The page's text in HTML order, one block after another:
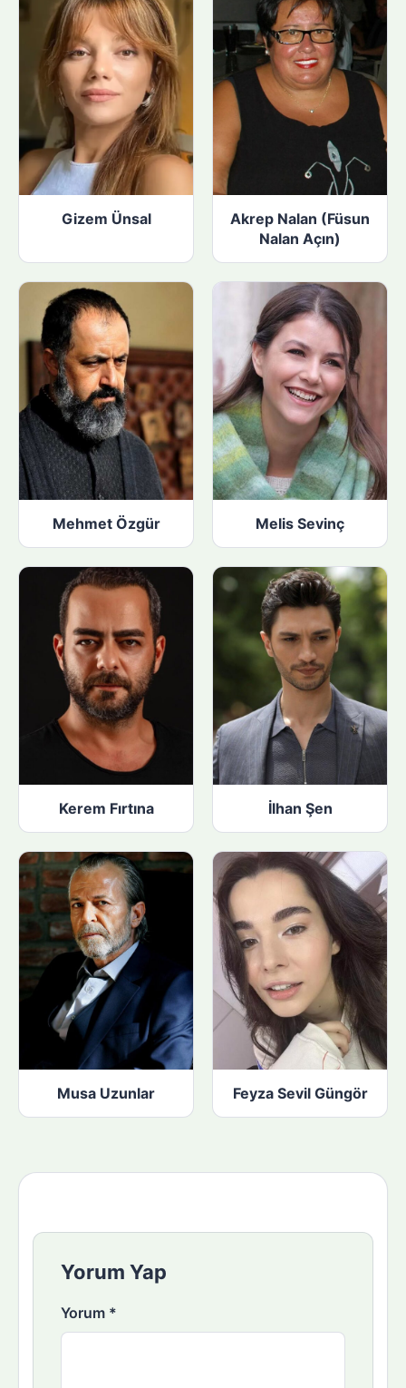
Gizem Ünsal
Akrep Nalan (Füsun
Nalan Açın)
Mehmet Özgür Melis Sevinç
Kerem Fırtına İlhan Şen
Musa Uzunlar Feyza Sevil Güngör
Yorum Yap
Yorum *